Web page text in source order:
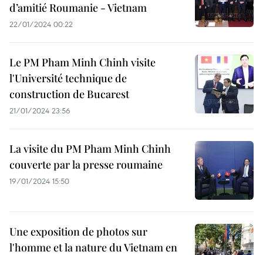
d’amitié Roumanie - Vietnam
22/01/2024 00:22
Le PM Pham Minh Chinh visite
l'Université technique de
construction de Bucarest
21/01/2024 23:56
La visite du PM Pham Minh Chinh
couverte par la presse roumaine
19/01/2024 15:50
Une exposition de photos sur
l'homme et la nature du Vietnam en